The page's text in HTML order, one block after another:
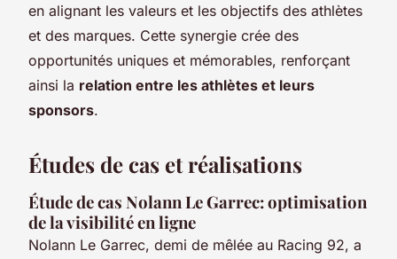
en alignant les valeurs et les objectifs des athlètes
et des marques. Cette synergie crée des
opportunités uniques et mémorables, renforçant
ainsi la relation entre les athlètes et leurs
sponsors.
Études de cas et réalisations
Étude de cas Nolann Le Garrec: optimisation
de la visibilité en ligne
Nolann Le Garrec, demi de mêlée au Racing 92, a